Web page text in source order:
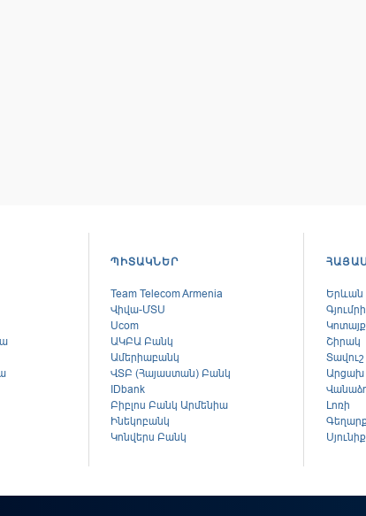
ՊԻՏԱԿՆԵՐ
Team Telecom Armenia
Վիվա-ՄՏՍ
Ucom
ԱԿԲԱ Բանկ
Ամերիաբանկ
ՎՏԲ (Հայաստան) Բանկ
IDbank
Բիբլոս Բանկ Արմենիա
Ինեկոբանկ
Կոնվերս Բանկ
Երևան
Գյումրի
Կոտայք
Շիրակ
Տավուշ
Արցախ
Լոռի
Սյունիք